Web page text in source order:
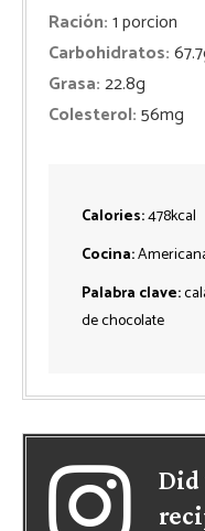
Ración:1porcion
Carbohidratos:67.7
Grasa:22.8g
Colesterol:56mg
Calories:478kcal
Cocina:
Palabra clave:
de chocolate
Did